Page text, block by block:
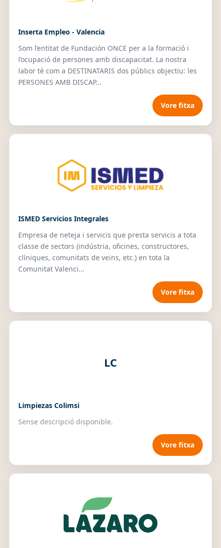
Inserta Empleo - Valencia
Som l’entitat de Fundación ONCE per a la formació i
l’ocupació de persones amb discapacitat. La nostra
labor té com a DESTINATARIS dos públics objectiu: les
PERSONES AMB DISCAP...
Vore fitxa
ISMED Servicios Integrales
Empresa de neteja i servicis que presta servicis a tota
classe de sectors (indústria, oficines, constructores,
clíniques, comunitats de veïns, etc.) en tota la
Comunitat Valenci...
Vore fitxa
LC
Limpiezas Colimsi
Sense descripció disponible.
Vore fitxa